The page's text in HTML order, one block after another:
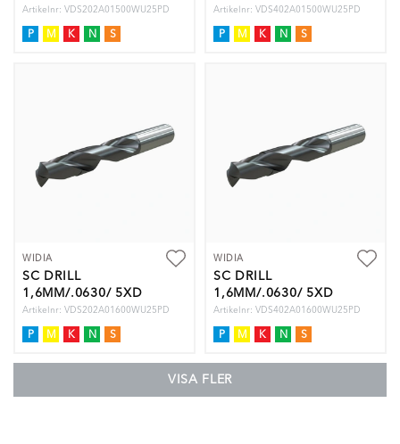
Artikelnr: VDS202A01500WU25PD
P M K N S
COOLANT
Artikelnr: VDS402A01500WU25PD
P M K N S
WIDIA
SC DRILL
1,6MM/.0630/ 5XD
Artikelnr: VDS202A01600WU25PD
P M K N S
WIDIA
SC DRILL
1,6MM/.0630/ 5XD
COOLANT
Artikelnr: VDS402A01600WU25PD
P M K N S
VISA FLER